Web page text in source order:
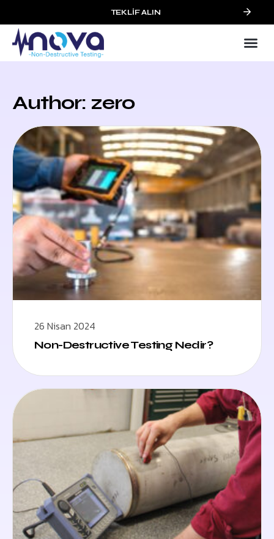
TEKLIF ALIN
Author: zero
26 Nisan 2024
Non-Destructive Testing Nedir?